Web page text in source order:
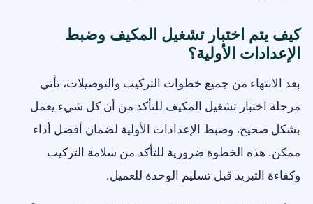
كيف يتم اختبار تشغيل المكيف وضبط
الإعدادات الأولية؟
بعد الانتهاء من جميع خطوات التركيب والتوصيلات، تأتي
مرحلة اختبار تشغيل المكيف للتأكد من أن كل شيء يعمل
بشكل صحيح، وضبط الإعدادات الأولية لضمان أفضل أداء
ممكن. هذه الخطوة ضرورية للتأكد من سلامة التركيب
وكفاءة التبريد قبل تسليم الوحدة للعميل.